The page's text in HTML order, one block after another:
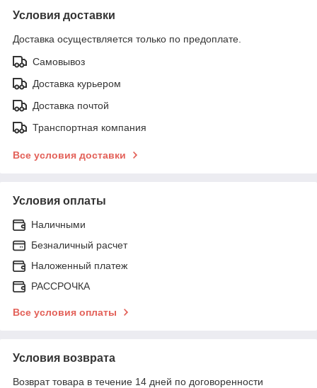
Условия доставки
Доставка осуществляется только по предоплате.
Самовывоз
Доставка курьером
Доставка почтой
Транспортная компания
Все условия доставки
Условия оплаты
Наличными
Безналичный расчет
Наложенный платеж
РАССРОЧКА
Все условия оплаты
Условия возврата
Возврат товара в течение 14 дней по договоренности